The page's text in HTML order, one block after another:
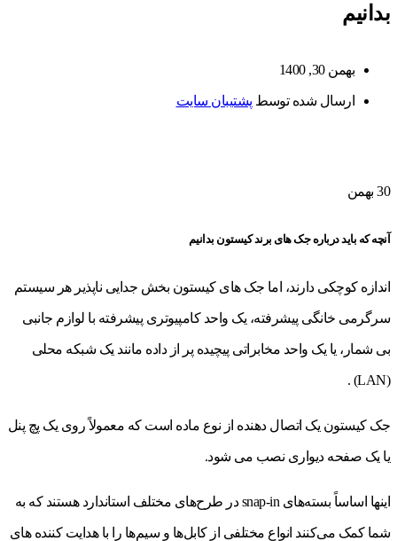
بدانیم
بهمن 30, 1400
ارسال شده توسط پشتیبان سایت
30 بهمن
آنچه که باید درباره جک های برند کیستون بدانیم
اندازه کوچکی دارند، اما جک های کیستون بخش جدایی ناپذیر هر سیستم
سرگرمی خانگی پیشرفته، یک واحد کامپیوتری پیشرفته با لوازم جانبی
بی شمار، یا یک واحد مخابراتی پیچیده پر از داده مانند یک شبکه محلی
(LAN) .
جک کیستون یک اتصال دهنده از نوع ماده است که معمولاً روی یک پچ پنل
یا یک صفحه دیواری نصب می شود.
اینها اساساً بسته‌های snap-in در طرح‌های مختلف استاندارد هستند که به
شما کمک می‌کنند انواع مختلفی از کابل‌ها و سیم‌ها را با هدایت کننده های